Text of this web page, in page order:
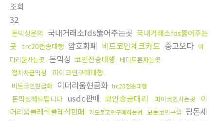
조회
32
돈믹싱문의 국내거래소fds뚫어주는곳 국내거래소fds뚫어주는
곳
trc20전송대행 암호화폐 비트코인체크카드 중고오다 이
더리움사는곳 돈믹싱 코인전송대행 테더트론파는곳
정치자금믹싱
파이코인구매대행
비트코인현금화 이더리움현금화 trc20전송대행
돈믹싱해드립니다 usdc판매 코인송금대리 파이코인사는곳
이
더리움클레식클레식판매 카드로코인구매하는법 모든코인구입 핑돈세